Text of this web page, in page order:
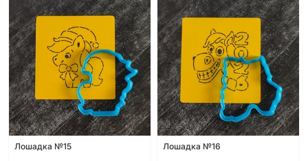
Лошадка №15 Лошадка №16